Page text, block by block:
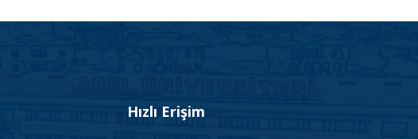
Hızlı Erişim